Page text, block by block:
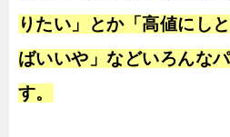
りたい」とか「高値にし
ばいいや」などいろんな
す。